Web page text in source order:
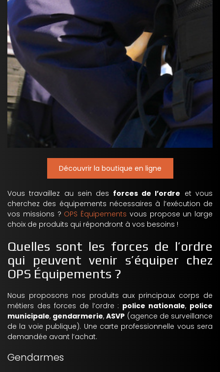
Découvrir la boutique en ligne
Vous travaillez au sein des forces de l’ordre et vous
cherchez des équipements nécessaires à l’exécution de
vos missions ? OPS Équipements vous propose un large
choix de produits qui répondront à vos besoins !
Quelles sont les forces de l’ordre
qui peuvent venir s’équiper chez
OPS Équipements ?
Nous proposons nos produits aux principaux corps de
métiers des forces de l’ordre : police nationale, police
municipale, gendarmerie,ASVP (agence de surveillance
de la voie publique). Une carte professionnelle vous sera
demandée avant l’achat.
Gendarmes